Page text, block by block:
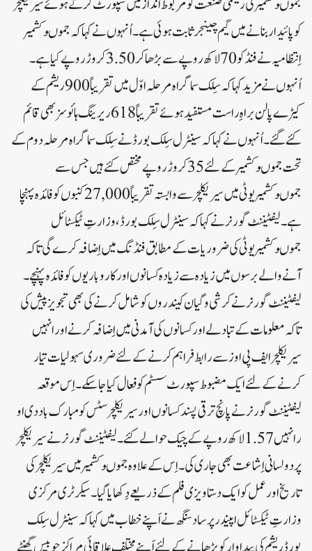
جموںوکشمیر کی ریشمی صنعت کو مربوط اَنداز میں سپورٹ کرتے ہوئے سیریکلچر
کو پائیدار بنانے میں گیم چینجر ثابت ہوئی ہے۔اُنہوں نے کہا کہ جموںوکشمیر
اِنتظامیہ نے فنڈکو 70 لاکھ روپے سے بڑھا کر 3.50 کروڑ روپے کیا ہے ۔
اُنہوں نے مزید کہا کہ سِلک سماگراہ مرحلہ اوّل میں تقریباً 900 ریشم کے
کیڑے پالن براہِ راست مستفید ہوئے تقریباً 618 ریرینگ ہائوسز بھی قائم
کئے گئے ۔اُنہوں نے کہا کہ سینٹرل سِلک بورڈ نے سِلک سماگراہ مرحلہ دوم کے
تحت جموںوکشمیر کے لئے 35 کروڑ روپے مختص کئے ہیں جس سے
جموںوکشمیر یوٹی میں سیریکلچر سے وابستہ تقریباً 27,000 کنبوں کو فائدہ پہنچا
ہے۔لیفٹیننٹ گورنر نے کہا کہ سینٹرل سِلک بورڈ ، وزارتِ ٹیکسٹائل
جموںوکشمیر یوٹی کی ضروریات کے مطابق فنڈنگ میں اِضافہ کرے گی تاکہ
آنے والے برسوں میں زیادہ سے زیادہ کسانوں اور کاروباریوں کو فائدہ پہنچے۔
لیفٹیننٹ گورنر نے کرشی وگیان کیندروں کو شامل کرنے کی بھی تجویز پیش کی
تاکہ معلومات کے تبادلے اور کسانوں کی آمدنی میں اِضافہ کرنے اور انہیں
سیریکلچر ایف پی اوز سے رابط فراہم کرنے کے لئے ضروری سہولیات تیار
کرنے کے لئے ایک مضبوط سپورٹ سسٹم کو فعال کیا جاسکے۔اِس موقعہ
لیفٹیننٹ گورنر نے پانچ ترقی پسند کسانوں اور سیریکلچر سٹس کو مبارک باد دی او
رانہیں 1.57 لاکھ روپے کے چیک حوالے کئے۔لیفٹیننٹ گورنر نے سیریکلچر
پر دو لسانی اِشاعت بھی جاری کی ۔ اِس کے علاوہ جموںوکشمیر میں سیریکلچر کی
تاریخ اور عمل کو ایک دستاویزی فلم کے ذریعے دِکھا یا گیا۔سیکرٹری مرکزی
وزارتِ ٹیکسٹائل اپیندر پرساد سنگھ نے اَپنے خطاب میں کہا کہ سینٹرل سِلک